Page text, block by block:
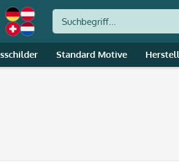
Standard Motive